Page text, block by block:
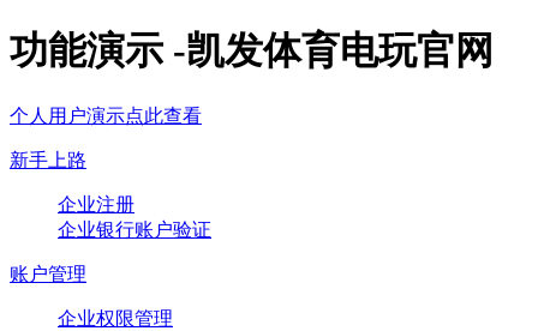
功能演示 -凯发体育电玩官网
个人用户演示点此查看
新手上路
企业注册
企业银行账户验证
账户管理
企业权限管理